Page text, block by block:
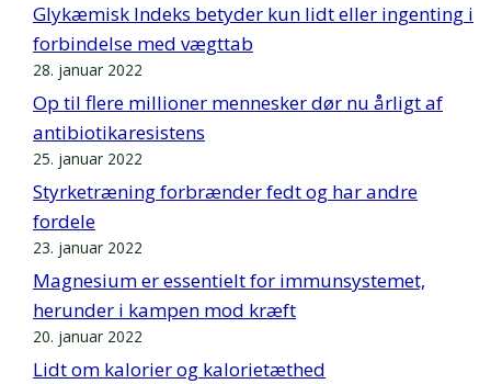
Glykæmisk Indeks betyder kun lidt eller ingenting i
forbindelse med vægttab
28. januar 2022
Op til flere millioner mennesker dør nu årligt af
antibiotikaresistens
25. januar 2022
Styrketræning forbrænder fedt og har andre
fordele
23. januar 2022
Magnesium er essentielt for immunsystemet,
herunder i kampen mod kræft
20. januar 2022
Lidt om kalorier og kalorietæthed